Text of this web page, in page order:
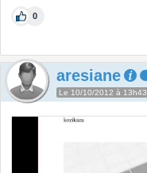
0
aresiane
Le 10/10/2012 à 13h43